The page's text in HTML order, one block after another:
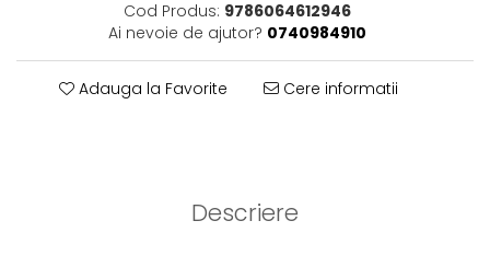
Cod Produs: 9786064612946
Ai nevoie de ajutor? 0740984910
Adauga la Favorite Cere informatii
Descriere